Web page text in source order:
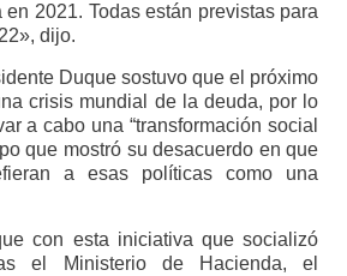
2021. Todas están previstas para
dijo.
Duque sostuvo que el próximo
crisis mundial de la deuda, por lo
a cabo una “transformación social
que mostró su desacuerdo en que
a esas políticas como una
con esta iniciativa que socializó
el Ministerio de Hacienda, el